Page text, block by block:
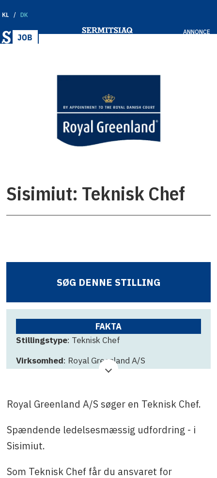
KL DK
ANNONCE
Sisimiut: Teknisk Chef
SØG DENNE STILLING
FAKTA
Stillingstype: Teknisk Chef
Virksomhed: Royal Greenland A/S
Kontakt: Hans Lars Olsen
på
haol@royalgreenland.com
Du kan også kontakte Søren Olsen Damgaard
Royal Greenland A/S søger en Teknisk Chef.
Spændende ledelsesmæssig udfordring - i
Sisimiut.
Som Teknisk Chef får du ansvaret for